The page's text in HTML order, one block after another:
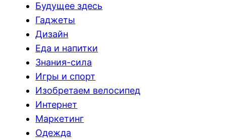
Будущее здесь
Гаджеты
Дизайн
Еда и напитки
Знания-сила
Игры и спорт
Изобретаем велосипед
Интернет
Маркетинг
Одежда